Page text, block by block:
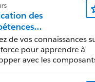
show (){
id,name form user
des
aux
Lightning
de vos connaissances
pour apprendre à
avec les